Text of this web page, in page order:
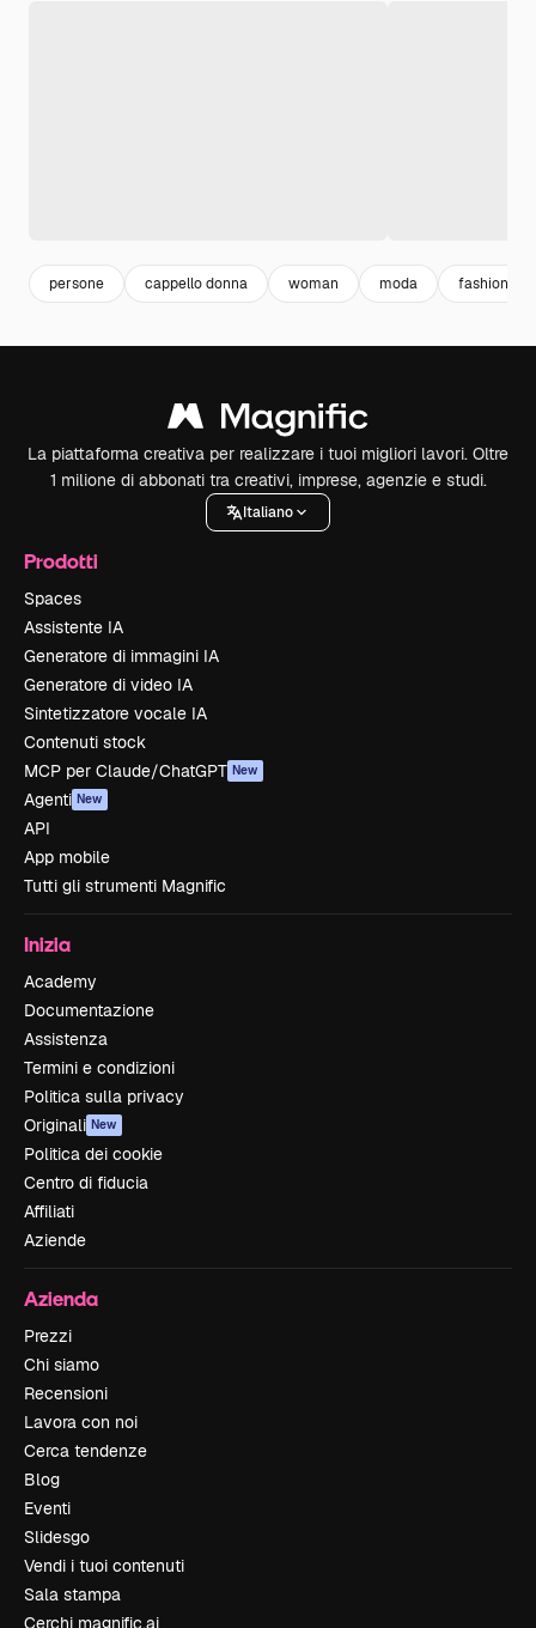
persone cappello donna woman moda fashion
La piattaforma creativa per realizzare i tuoi migliori lavori. Oltre
1 milione di abbonati tra creativi, imprese, agenzie e studi.
Italiano
Prodotti
Spaces
Assistente IA
Generatore di immagini IA
Generatore di video IA
Sintetizzatore vocale IA
Contenuti stock
MCP per Claude/ChatGPT New
Agenti New
API
App mobile
Tutti gli strumenti Magnific
Inizia
Academy
Documentazione
Assistenza
Termini e condizioni
Politica sulla privacy
Originali New
Politica dei cookie
Centro di fiducia
Affiliati
Aziende
Azienda
Prezzi
Chi siamo
Recensioni
Lavora con noi
Cerca tendenze
Blog
Eventi
Slidesgo
Vendi i tuoi contenuti
Sala stampa
Cerchi magnific.ai